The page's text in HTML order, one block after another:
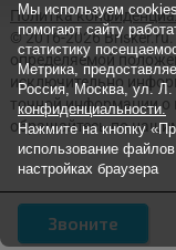
Политка
© 2016-2026 Brisker.ru.
определяемой
исключительно
точной информации о
обращайтесь по
Звоните
Мы используем
помогают сайту
статистику
Метрика,
Россия, Москва, ул.
конфиденциальности.
Нажмите на кнопку
использование
настройках браузера